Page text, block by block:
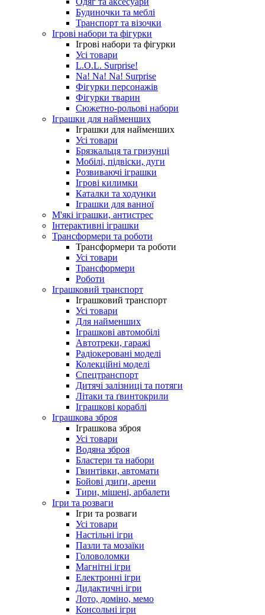
Будиночки та меблі
Транспорт та візочки
Ігрові набори та фігурки
Ігрові набори та фігурки
Усі товари
L.O.L. Surprise!
Na! Na! Na! Surprise
Фігурки персонажів
Фігурки тварин
Сюжетно-рольові набори
Іграшки для найменших
Іграшки для найменших
Усі товари
Брязкальця та гризунці
Мобілі, підвіски, дуги
Розвиваючі іграшки
Ігрові килимки
Каталки та ходунки
Іграшки для ванної
М'які іграшки, антистрес
Інтерактивні іграшки
Трансформери та роботи
Трансформери та роботи
Усі товари
Трансформери
Роботи
Іграшковий транспорт
Іграшковий транспорт
Усі товари
Для найменших
Іграшкові автомобілі
Автотреки, гаражі
Радіокеровані моделі
Колекційні моделі
Спецтранспорт
Дитячі залізниці та потяги
Літаки та ґвинтокрили
Іграшкові кораблі
Іграшкова зброя
Іграшкова зброя
Усі товари
Водяна зброя
Бластери та набори
Гвинтівки, автомати
Бойові дзиґи, арени
Тири, мішені, арбалети
Ігри та розваги
Ігри та розваги
Усі товари
Настільні ігри
Пазли та мозаїки
Головоломки
Магнітні ігри
Електронні ігри
Дидактичні ігри
Лото, доміно, мемо
Консольні ігри